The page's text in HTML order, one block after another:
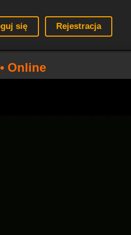
się Rejestracja
Online